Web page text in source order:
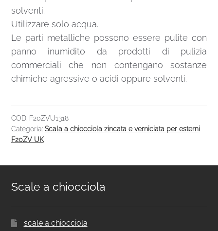
solventi.
Utilizzare solo acqua.
Le parti metalliche possono essere pulite con
panno inumidito da prodotti di pulizia
commerciali che non contengano sostanze
chimiche agressive o acidi oppure solventi.
COD: F20ZVU1318
Categoria: Scala a chiocciola zincata e verniciata per esterni
F20ZV UK
Scale a chiocciola
scale a chiocciola